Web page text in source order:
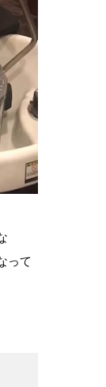
って